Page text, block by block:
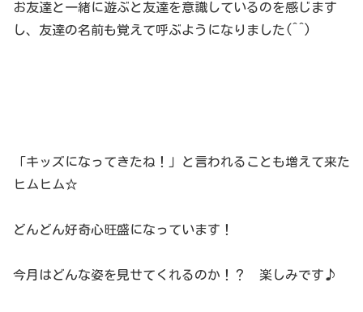
お友達と一緒に遊ぶと友達を意識しているのを感じます
し、友達の名前も覚えて呼ぶようになりました(^^)
「キッズになってきたね！」と言われることも増えて来た
ヒムヒム☆
どんどん好奇心旺盛になっています！
今月はどんな姿を見せてくれるのか！？ 楽しみです♪